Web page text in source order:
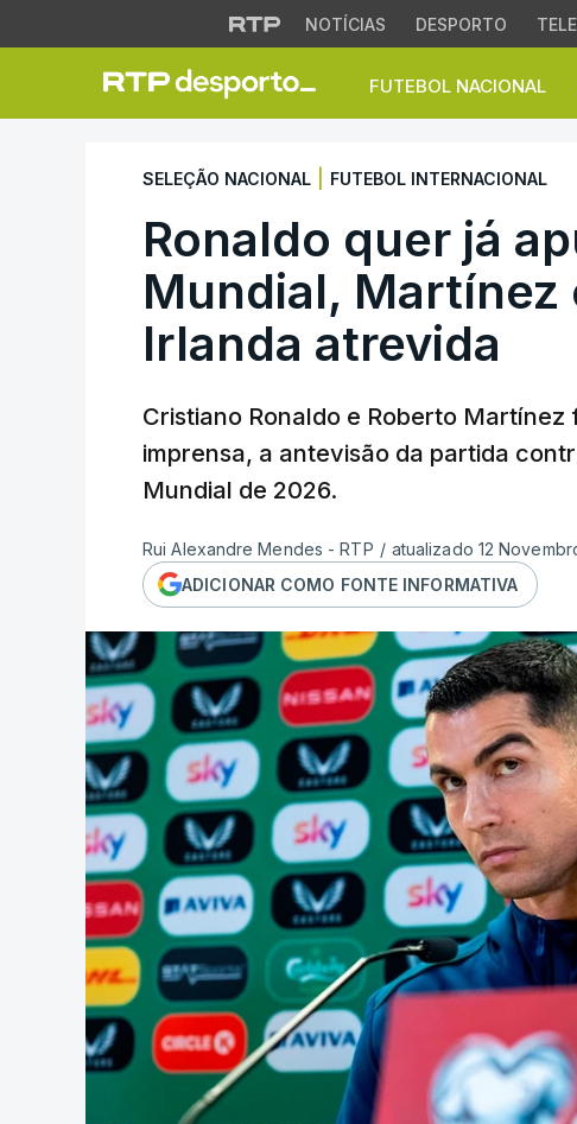
NOTÍCIAS DESPORTO
FUTEBOL NACIONAL
Ronaldo quer já
SELEÇÃO NACIONAL FUTEBOL INTERNACIONAL
Ronaldo quer já
Mundial, Martínez
Irlanda atrevida
Cristiano Ronaldo e Roberto
imprensa, a antevisão da partida
Mundial de 2026.
Rui Alexandre Mendes - RTP / atualizado 12
ADICIONAR COMO FONTE INFORMATIVA